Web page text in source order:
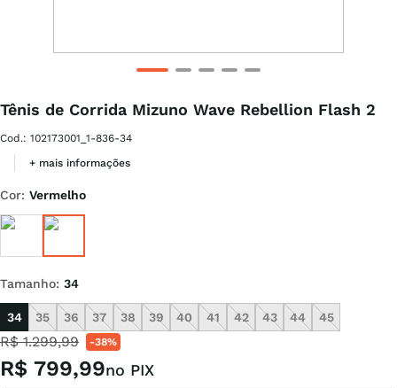
Tênis de Corrida Mizuno Wave Rebellion Flash 2
Cod.: 102173001_1-836-34
+ mais informações
Cor: Vermelho
Tamanho: 34
34 35 36 37 38 39 40 41 42 43 44 45
R$ 1.299,99 -38%
R$ 799,99no PIX